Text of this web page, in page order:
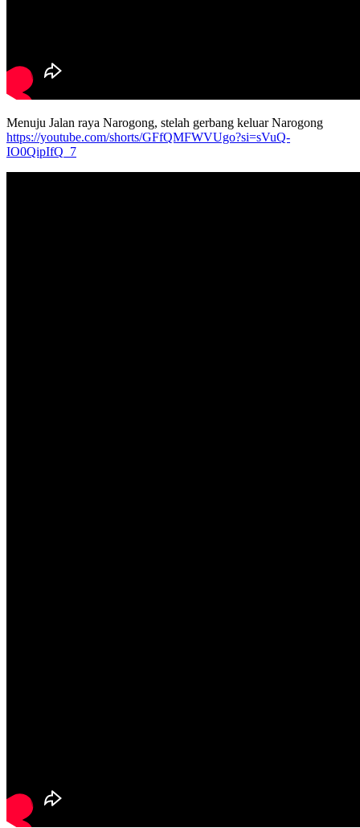
Menuju Jalan raya Narogong, stelah gerbang keluar Narogong
https://youtube.com/shorts/GFfQMFWVUgo?si=sVuQ-
IO0QipIfQ_7